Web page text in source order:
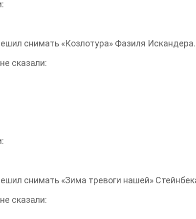
снимать «Козлотура» Фазиля Искандера.
сказали:
снимать «Зима тревоги нашей»
сказали: